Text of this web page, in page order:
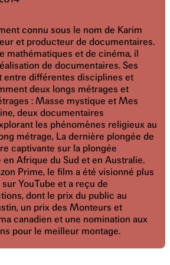
connu sous le nom de Karim
et producteur de documentaires.
mathématiques et de cinéma, il
de documentaires. Ses
entre différentes disciplines et
deux longs métrages et
: Masse mystique et Mes
deux documentaires
les phénomènes religieux au
métrage, La dernière plongée de
captivante sur la plongée
Afrique du Sud et en Australie.
Prime, le film a été visionné plus
YouTube et a reçu de
dont le prix du public au
un prix des Monteurs et
canadien et une nomination aux
pour le meilleur montage.